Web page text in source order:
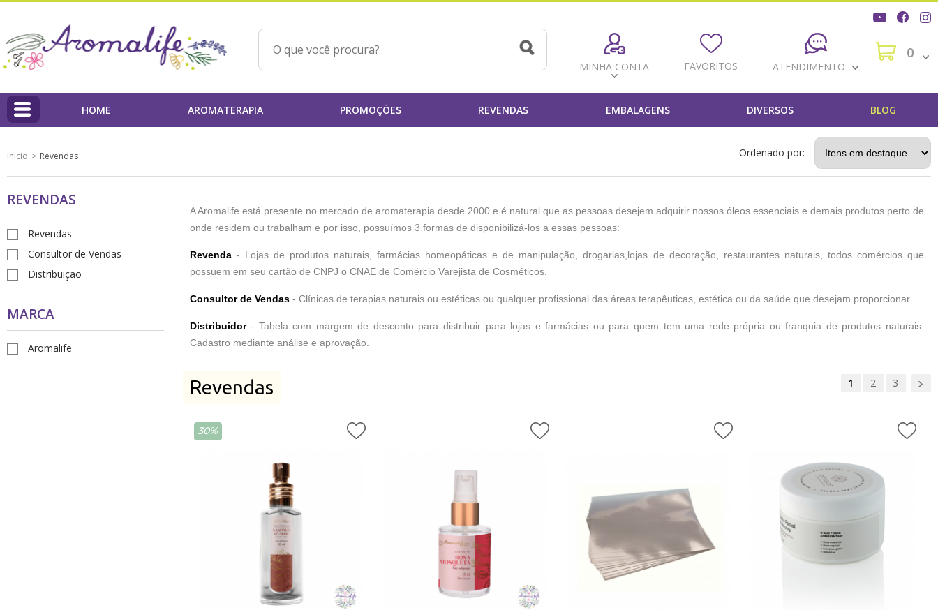
MINHA CONTA FAVORITOS ATENDIMENTO
0
Profissionais
PAP'AROMA - Projeto Aromaterapia na Prática
Qualidade dos Produtos / IBD
Ações Beneficentes
Beatriz Yoshimura
HOME AROMATERAPIA PROMOÇÕES REVENDAS EMBALAGENS DIVERSOS BLOG
Ordenado por:
Inicio Revendas
REVENDAS
Revendas
Consultor de Vendas
Distribuição
MARCA
Aromalife
A Aromalife está presente no mercado de aromaterapia desde 2000 e é natural que as pessoas desejem adquirir nossos óleos essenciais e demais produtos perto de
onde residem ou trabalham e por isso, possuímos 3 formas de disponibilizá-los a essas pessoas:
Revenda- Lojas de produtos naturais, farmácias homeopáticas e de manipulação, drogarias,lojas de decoração, restaurantes naturais, todos comércios que
possuem em seu cartão de CNPJ o CNAE de Comércio Varejista de Cosméticos.
Consultor de Vendas- Clínicas de terapias naturais ou estéticas ou qualquer profissional das áreas terapêuticas, estética ou da saúde que desejam proporcionar
Distribuidor- Tabela com margem de desconto para distribuir para lojas e farmácias ou para quem tem uma rede própria ou franquia de produtos naturais.
Cadastro mediante análise e aprovação.
Revendas 1 2 3
30%